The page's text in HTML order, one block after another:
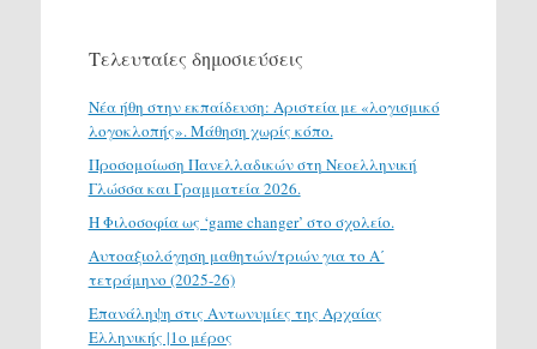
Τελευταίες δημοσιεύσεις
Νέα ήθη στην εκπαίδευση: Αριστεία με «λογισμικό
λογοκλοπής». Μάθηση χωρίς κόπο.
Προσομοίωση Πανελλαδικών στη Νεοελληνική
Γλώσσα και Γραμματεία 2026.
H Φιλοσοφία ως ‘game changer’ στο σχολείο.
Αυτοαξιολόγηση μαθητών/τριών για το Α΄
τετράμηνο (2025-26)
Επανάληψη στις Αντωνυμίες της Αρχαίας
Ελληνικής |1ο μέρος